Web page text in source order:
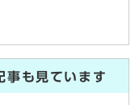
事も見ています